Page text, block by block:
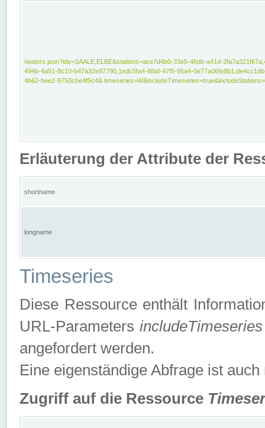
/waters.json?ids=SAALE,ELBE&stations=ace7d4b0-33e5-46db-a41d-
494b-4a51-8c10-b47a32e87790,1edc5fa4-88af-47f5-95a4-
4b62-bee2-9750cbe4f5c4&
Erläuterung der Attribute der
shortname
longname
Timeseries
Diese Ressource enthält
URL-ParametersincludeTimeseries
angefordert werden.
Eine eigenständige Abfrage ist auch
Zugriff auf die Ressource